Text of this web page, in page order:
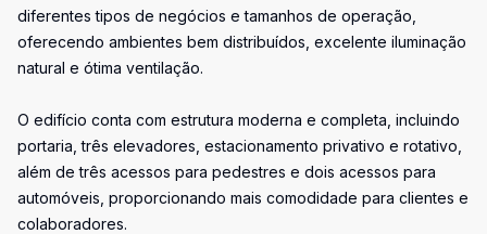
diferentes tipos de negócios e tamanhos de operação,
oferecendo ambientes bem distribuídos, excelente iluminação
natural e ótima ventilação.
O edifício conta com estrutura moderna e completa, incluindo
portaria, três elevadores, estacionamento privativo e rotativo,
além de três acessos para pedestres e dois acessos para
automóveis, proporcionando mais comodidade para clientes e
colaboradores.